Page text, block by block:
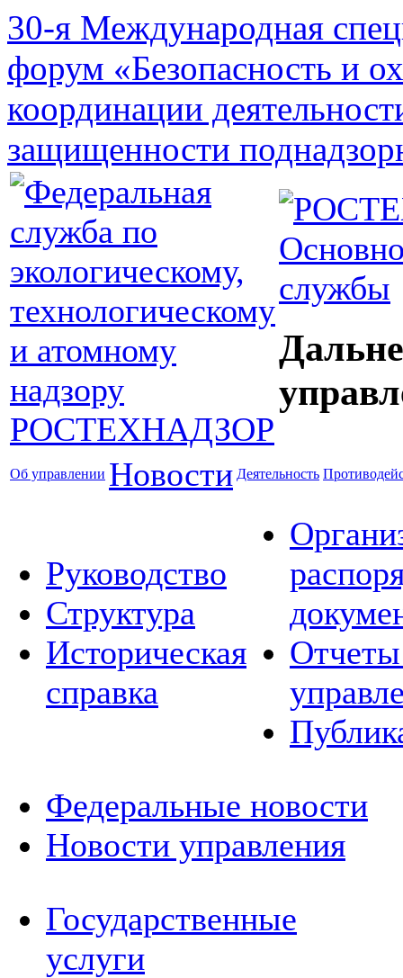
30-я Международная
форум «Безопасность и
координации
защищенности
службы
Об управлении Новости Деятельность
Руководство
Структура
Историческая
справка
Отчеты
Федеральные новости
Новости управления
Государственные
услуги